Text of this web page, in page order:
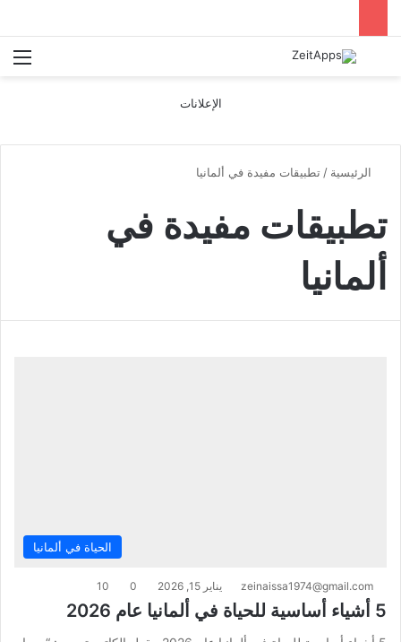
بحث عن
الإعلانات
الرئيسية / تطبيقات مفيدة في ألمانيا
تطبيقات مفيدة في
ألمانيا
الحياة في ألمانيا
zeinaissa1974@gmail.com يناير 15, 2026 0
10
5 أشياء أساسية للحياة في ألمانيا عام 2026